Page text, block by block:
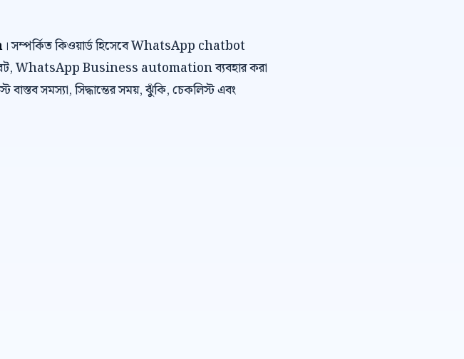
। সম্পর্কিত কিওয়ার্ড হিসেবে WhatsApp chatbot
WhatsApp Business automation ব্যবহার করা
বাস্তব সমস্যা, সিদ্ধান্তের সময়, ঝুঁকি, চেকলিস্ট এবং